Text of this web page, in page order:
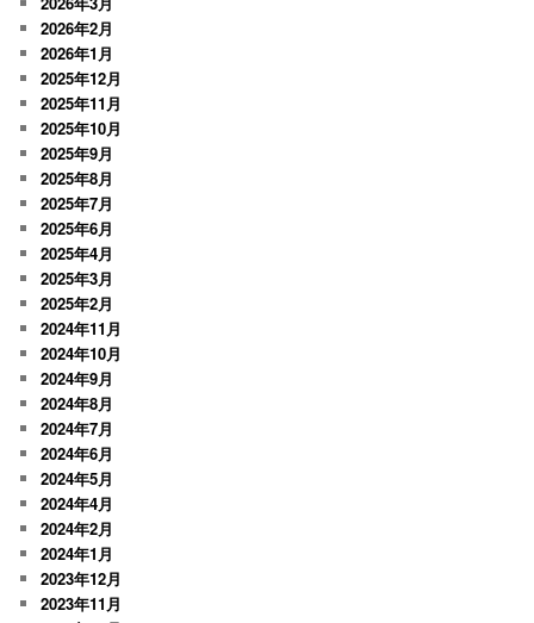
2026年2月
2026年1月
2025年12月
2025年11月
2025年10月
2025年9月
2025年8月
2025年7月
2025年6月
2025年4月
2025年3月
2025年2月
2024年11月
2024年10月
2024年9月
2024年8月
2024年7月
2024年6月
2024年5月
2024年4月
2024年2月
2024年1月
2023年12月
2023年11月